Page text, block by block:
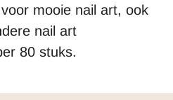
mooie nail art, ook
nail art
80 stuks.